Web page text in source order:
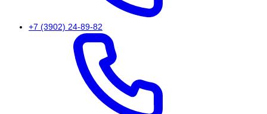
+7 (3902) 24-89-82